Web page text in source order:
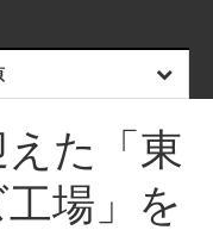
た「東
場」を